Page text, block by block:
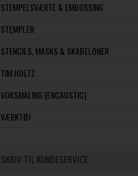
STEMPELSVÆRTE & EMBOSSING
STEMPLER
STENCILS, MASKS & SKABELONER
TIM HOLTZ
VOKSMALING (ENCAUSTIC)
VÆRKTØJ
SKRIV TIL KUNDESERVICE